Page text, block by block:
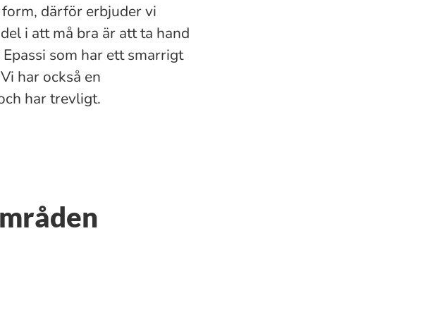
därför erbjuder vi
i att må bra är att ta hand
som har ett smarrigt
har också en
har trevligt.